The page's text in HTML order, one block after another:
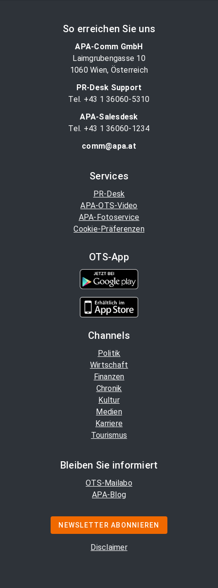
So erreichen Sie uns
APA-Comm GmbH
Laimgrubengasse 10
1060 Wien, Österreich
PR-Desk Support
Tel. +43 1 36060-5310
APA-Salesdesk
Tel. +43 1 36060-1234
comm@apa.at
Services
PR-Desk
APA-OTS-Video
APA-Fotoservice
Cookie-Präferenzen
OTS-App
Channels
Politik
Wirtschaft
Finanzen
Chronik
Kultur
Medien
Karriere
Tourismus
Bleiben Sie informiert
OTS-Mailabo
APA-Blog
NEWSLETTER ABONNIEREN
Disclaimer